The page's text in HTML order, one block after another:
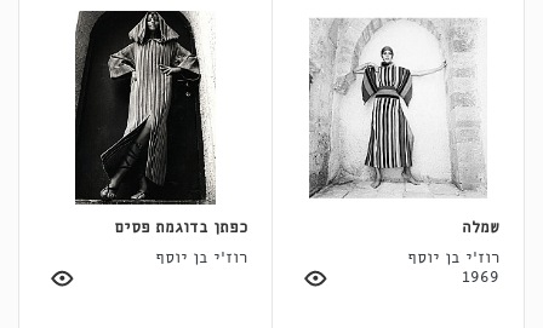
שמלה
רוז'י בן יוסף
1969
כפתן בדוגמת פסים
רוז'י בן יוסף